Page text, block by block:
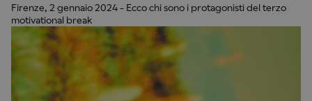
Firenze, 2 gennaio 2024 - Ecco chi sono i protagonisti del terzo
motivational break